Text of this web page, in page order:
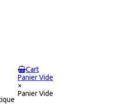
Cart
Panier Vide
×
Panier Vide